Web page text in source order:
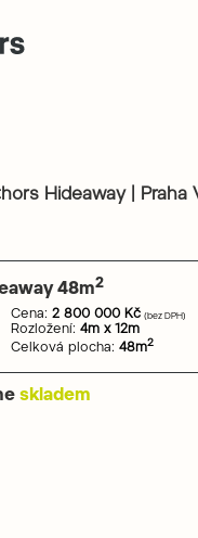
Hideaway |
48m2
Cena: 2 800 000 Kč (bez DPH)
Rozložení: 4m x 12m
Celková plocha: 48m2
skladem